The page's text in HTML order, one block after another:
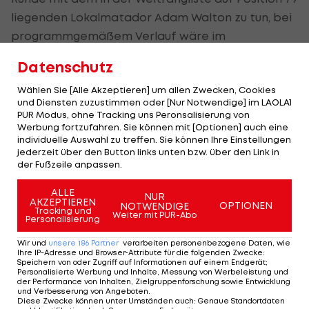
liegenden Lokalmatador Adam Walton zu tun, bei
programmgemäßem Verlauf wäre im
gesetzten Alex de Minaur ein weiterer Australier
der Gegner.
Sinner, der die jüngsten beiden Melbourne-
Auflagen für sich entschied, würde sich im Kampf
um den Halbfinaleinzug mit dem US-Amerikaner
Ben Shelton messen, die erste von vier Hürden
zuvor muss gegen den Franzosen Hugo Gaston
(94.) gemeistert werden.
Sinner: "Auslosung immer schwierig"
In der 3. Runde würde es gegen den
Datenschutz
Wählen Sie [Alle Akzeptieren] um allen Zwecken, Cookies
und Diensten zuzustimmen oder [Nur Notwendige] im LAOLA1
PUR Modus, ohne Tracking uns Peronsalisierung von
Werbung fortzufahren. Sie können mit [Optionen] auch eine
individuelle Auswahl zu treffen. Sie können Ihre Einstellungen
jederzeit über den Button links unten bzw. über den Link in
der Fußzeile anpassen.
ALLE
AKZEPTIEREN
Tracking und
Personalisierung
NUR
NOTWENDIGE
Weiter mit PUR-Abo
OPTIONEN
Wir und unsere 186 Partner verarbeiten personenbezogene Daten, wie
Ihre IP-Adresse und Browser-Attribute für die folgenden Zwecke:
Speichern von oder Zugriff auf Informationen auf einem Endgerät;
Personalisierte Werbung und Inhalte, Messung von Werbeleistung und
der Performance von Inhalten, Zielgruppenforschung sowie Entwicklung
und Verbesserung von Angeboten
Diese Zwecke können unter Umständen auch: Genaue Standortdaten